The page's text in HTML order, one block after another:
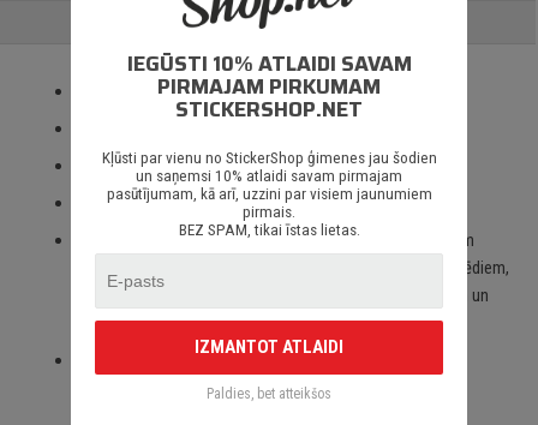
ATSAUKSMES
Izmantotas tikai augstas kvalitātes ORACAL līmplēves;
3 – 5 gadu līmplēves noturība *;
Spēcīgs līmes slānis;
Paredzēts priekš auto stikliem, virsbūves daļām, krāsotām
virsmām, portatīvajiem/stacionārajiem datoriem, velosipēdiem,
motocikliem un motorolleriem, kā arī visām citām gludām un
neporainām virsmām;
Piegāde Latvijā un citviet pasaulē bez jebkādiem
IEGŪSTI 10% ATLAIDI SAVAM
PIRMAJAM PIRKUMAM
STICKERSHOP.NET
Kļūsti par vienu no StickerShop ģimenes jau šodien
un saņemsi 10% atlaidi savam pirmajam
pasūtījumam, kā arī, uzzini par visiem jaunumiem
pirmais.
BEZ SPAM, tikai īstas lietas.
IZMANTOT ATLAIDI
Paldies, bet atteikšos